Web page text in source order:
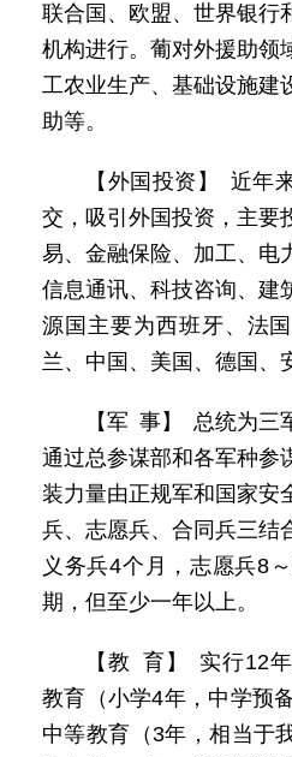
联合国、欧盟、世界银行
机构进行。葡对外援助领
工农业生产、基础设施建
助等。
【外国投资】 近年
交，吸引外国投资，主要
易、金融保险、加工、电
信息通讯、科技咨询、建
源国主要为西班牙、法
兰、中国、美国、德国、
【军 事】 总统为三
通过总参谋部和各军种参
装力量由正规军和国家安
兵、志愿兵、合同兵三结
义务兵4个月，志愿兵8
期，但至少一年以上。
【教 育】 实行12
教育（小学4年，中学预
中等教育（3年，相当于